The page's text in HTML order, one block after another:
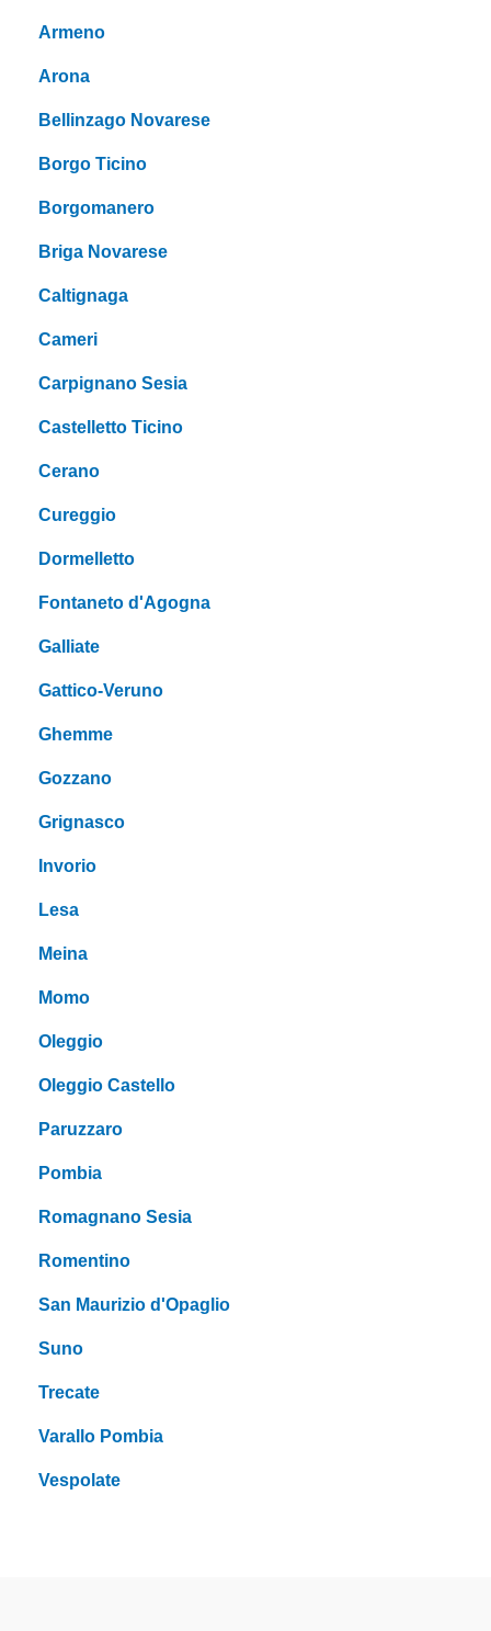
Armeno
Arona
Bellinzago Novarese
Borgo Ticino
Borgomanero
Briga Novarese
Caltignaga
Cameri
Carpignano Sesia
Castelletto Ticino
Cerano
Cureggio
Dormelletto
Fontaneto d'Agogna
Galliate
Gattico-Veruno
Ghemme
Gozzano
Grignasco
Invorio
Lesa
Meina
Momo
Oleggio
Oleggio Castello
Paruzzaro
Pombia
Romagnano Sesia
Romentino
San Maurizio d'Opaglio
Suno
Trecate
Varallo Pombia
Vespolate